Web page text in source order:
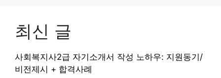
최신 글
사회복지사2급 자기소개서 작성 노하우: 지원동기/
비전제시 + 합격사례